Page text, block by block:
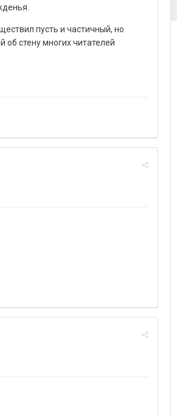
пусть и частичный, но
стену многих читателей